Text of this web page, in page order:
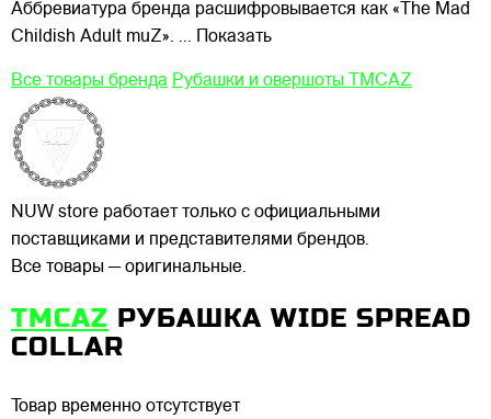
Аббревиатура бренда расшифровывается как «The Mad
Childish Adult muZ». ... Показать
Все товары бренда Рубашки и овершоты TMCAZ
NUW store работает только с официальными
поставщиками и представителями брендов.
Все товары — оригинальные.
TMCAZ РУБАШКА WIDE SPREAD
COLLAR
Товар временно отсутствует